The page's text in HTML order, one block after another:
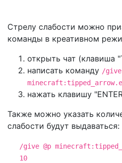
Стрелу слабости можно
команды в креативном
открыть чат (клавиша
написать команду /give
нажать клавишу
Также можно указать
слабости будут выдаваться:
/give @p
10